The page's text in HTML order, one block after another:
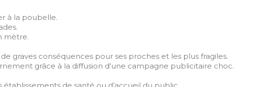
à la poubelle.
mètre.
graves conséquences pour ses proches et les plus fragiles.
grâce à la diffusion d'une campagne publicitaire choc.